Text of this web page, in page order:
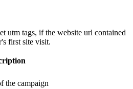
utm tags, if the website url contained
first site visit.
the campaign